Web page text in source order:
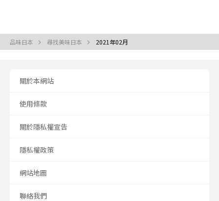
品味日本 尋找美味日本 2021年02月
關於本網站
使用條款
關於隱私權宣告
隱私權政策
網站地圖
聯絡我們